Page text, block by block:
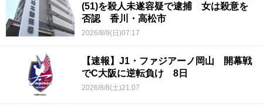
(51)を殺人未遂容疑で逮捕 女は殺意を
否認 香川・高松市
2026/8/9(日)07:17
【速報】J1・ファジアーノ岡山 開幕戦
でC大阪に逆転負け 8日
2026/8/8(土)21:07